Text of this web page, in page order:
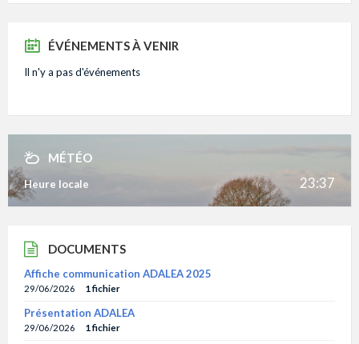
ÉVÉNEMENTS À VENIR
Il n'y a pas d'événements
MÉTÉO
Heure locale 23:37
DOCUMENTS
Affiche communication ADALEA 2025
29/06/2026 1 fichier
Présentation ADALEA
29/06/2026 1 fichier